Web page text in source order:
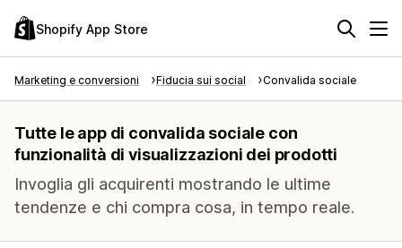
Shopify App Store
Marketing e conversioni Fiducia sui social Convalida sociale
Tutte le app di convalida sociale con
funzionalità di visualizzazioni dei prodotti
Invoglia gli acquirenti mostrando le ultime
tendenze e chi compra cosa, in tempo reale.